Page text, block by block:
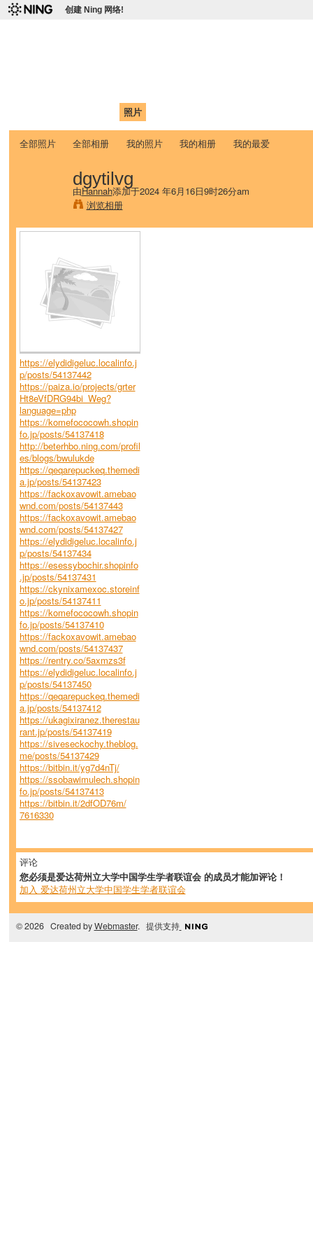
创建 Ning 网络!
照片
全部照片 全部相册 我的照片 我的相册 我的最爱
dgytilvg
由Hannah添加于2024 年6月16日9时26分am
浏览相册
https://elydidigeluc.localinfo.j
p/posts/54137442
https://paiza.io/projects/grter
Ht8eVfDRG94bi_Weg?
language=php
https://komefococowh.shopin
fo.jp/posts/54137418
http://beterhbo.ning.com/profil
es/blogs/bwulukde
https://qeqarepuckeq.themedi
a.jp/posts/54137423
https://fackoxavowit.amebao
wnd.com/posts/54137443
https://fackoxavowit.amebao
wnd.com/posts/54137427
https://elydidigeluc.localinfo.j
p/posts/54137434
https://esessybochir.shopinfo
.jp/posts/54137431
https://ckynixamexoc.storeinf
o.jp/posts/54137411
https://komefococowh.shopin
fo.jp/posts/54137410
https://fackoxavowit.amebao
wnd.com/posts/54137437
https://rentry.co/5axmzs3f
https://elydidigeluc.localinfo.j
p/posts/54137450
https://qeqarepuckeq.themedi
a.jp/posts/54137412
https://ukagixiranez.therestau
rant.jp/posts/54137419
https://siveseckochy.theblog.
me/posts/54137429
https://bitbin.it/yg7d4nTj/
https://ssobawimulech.shopin
fo.jp/posts/54137413
https://bitbin.it/2dfOD76m/
7616330
评论
您必须是爱达荷州立大学中国学生学者联谊会 的成员才能加评论！
加入 爱达荷州立大学中国学生学者联谊会
© 2026 Created byWebmaster. 提供支持